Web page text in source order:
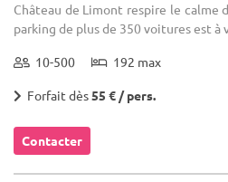
Château de Limont respire le calme
parking de plus de 350 voitures est à
10-500 192 max
Forfait dès55 € / pers.
Contacter